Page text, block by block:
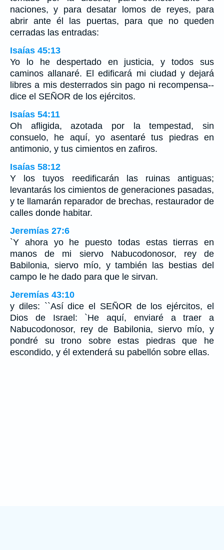
naciones, y para desatar lomos de reyes, para
abrir ante él las puertas, para que no queden
cerradas las entradas:
Isaías 45:13
Yo lo he despertado en justicia, y todos sus
caminos allanaré. El edificará mi ciudad y dejará
libres a mis desterrados sin pago ni recompensa--
dice el SEÑOR de los ejércitos.
Isaías 54:11
Oh afligida, azotada por la tempestad, sin
consuelo, he aquí, yo asentaré tus piedras en
antimonio, y tus cimientos en zafiros.
Isaías 58:12
Y los tuyos reedificarán las ruinas antiguas;
levantarás los cimientos de generaciones pasadas,
y te llamarán reparador de brechas, restaurador de
calles donde habitar.
Jeremías 27:6
`Y ahora yo he puesto todas estas tierras en
manos de mi siervo Nabucodonosor, rey de
Babilonia, siervo mío, y también las bestias del
campo le he dado para que le sirvan.
Jeremías 43:10
y diles: ``Así dice el SEÑOR de los ejércitos, el
Dios de Israel: `He aquí, enviaré a traer a
Nabucodonosor, rey de Babilonia, siervo mío, y
pondré su trono sobre estas piedras que he
escondido, y él extenderá su pabellón sobre ellas.